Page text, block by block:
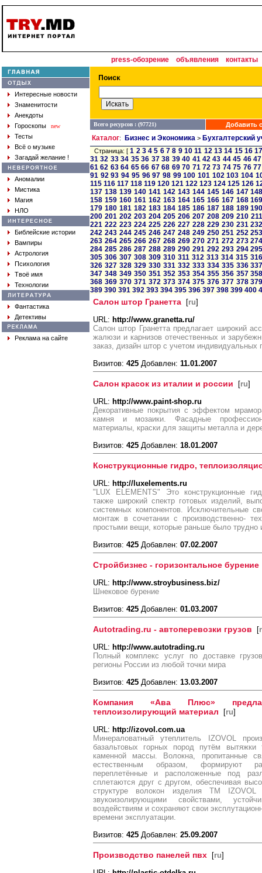
press-обозрение объявления контакты
Интересные новости
Знаменитости
Анекдоты
Гороскопы
new
Тесты
Всё о музыке
Загадай желание !
Аномалии
Мистика
Магия
НЛО
Библейские истории
Вампиры
Астрология
Психология
Твоё имя
Технологии
Фантастика
Детективы
Реклама на сайте
Всего ресурсов : (97721) Добавить
Каталог: Бизнес и Экономика > Бухгалтерский
Страница: [1 2 3 4 5 6 7 8 9 10 11 12 13 14 15 16
31 32 33 34 35 36 37 38 39 40 41 42 43 44 45 46 47
61 62 63 64 65 66 67 68 69 70 71 72 73 74 75 76 77
91 92 93 94 95 96 97 98 99 100 101 102 103 104
115 116 117 118 119 120 121 122 123 124 125 126
137 138 139 140 141 142 143 144 145 146 147
158 159 160 161 162 163 164 165 166 167 168
179 180 181 182 183 184 185 186 187 188 189
200 201 202 203 204 205 206 207 208 209 210 211
221 222 223 224 225 226 227 228 229 230 231
242 243 244 245 246 247 248 249 250 251 252
263 264 265 266 267 268 269 270 271 272 273
284 285 286 287 288 289 290 291 292 293 294
305 306 307 308 309 310 311 312 313 314 315 316
326 327 328 329 330 331 332 333 334 335 336
347 348 349 350 351 352 353 354 355 356 357
368 369 370 371 372 373 374 375 376 377 378
389 390 391 392 393 394 395 396 397 398 399 400
Салон штор Гранетта [ru]
URL: http://www.granetta.ru/
Салон штор Гранетта предлагает широкий
жалюзи и карнизов отечественных и
заказ, дизайн штор с учетом индивидуальных
Визитов: 425 Добавлен: 11.01.2007
Салон красок из италии и россии [ru]
URL: http://www.paint-shop.ru
Декоративные покрытия с эффектом
камня и мозаики. Фасадные
материалы, краски для защиты металла и
Визитов: 425 Добавлен: 18.01.2007
Конструкционные гидро,
URL: http://luxelements.ru
"LUX ELEMENTS" Это конструкционные
также широкий спектр готовых изделий,
системных компонентов. Исключительные
монтаж в сочетании с производственно-
простыми вещи, которые раньше было трудно
Визитов: 425 Добавлен: 07.02.2007
Стройбизнес - горизонтальное бурение
URL: http://www.stroybusiness.biz/
Шнековое бурение
Визитов: 425 Добавлен: 01.03.2007
Autotrading.ru - автоперевозки грузов [
URL: http://www.autotrading.ru
Полный комплекс услуг по доставке
регионы России из любой точки мира
Визитов: 425 Добавлен: 13.03.2007
Компания «Ава Плюс»
теплоизолирующий материал [ru]
URL: http://izovol.com.ua
Минераловатный утеплитель IZOVOL
базальтовых горных пород путём вытяжки
каменной массы. Волокна, пропитанные
естественным образом, формируют
переплетённые и расположенные под
сплетаются друг с другом, обеспечивая
структуре волокон изделия ТМ
звукоизолирующими свойствами,
воздействиям и сохраняют свои
времени эксплуатации.
Визитов: 425 Добавлен: 25.09.2007
Производство панелей пвх [ru]